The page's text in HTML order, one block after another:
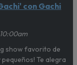
con Gachi
show favorito de
Te alegra